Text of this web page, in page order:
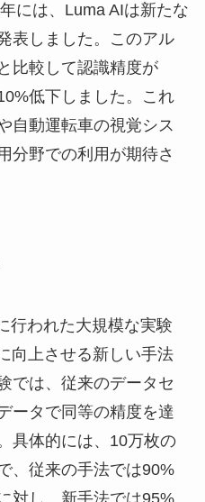
には、Luma AIは新たな
表しました。このアル
比較して認識精度が
低下しました。これ
自動運転車の視覚シス
分野での利用が期待さ
行われた大規模な実験
向上させる新しい手法
では、従来のデータセ
ータで同等の精度を達
具体的には、10万枚の
、従来の手法では90%
対し、新手法では95%